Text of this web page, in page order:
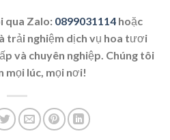
qua Zalo: 0899031114 hoặc
trải nghiệm dịch vụ hoa tươi
và chuyên nghiệp. Chúng tôi
mọi lúc, mọi nơi!